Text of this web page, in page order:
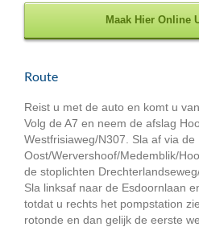
Maak Hier Online
Route
Reist u met de auto en komt u
Volg de A7 en neem de afslag
Westfrisiaweg/N307. Sla af via
Oost/Wervershoof/Medemblik/
de stoplichten
Sla linksaf naar de Esdoornlaan
totdat u rechts het pompstation
rotonde en dan gelijk de eerste